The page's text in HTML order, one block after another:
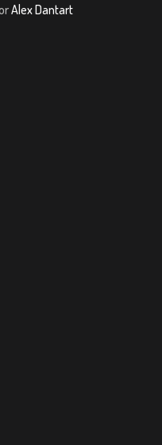
Alex Dantart